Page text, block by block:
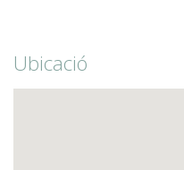
Ubicació